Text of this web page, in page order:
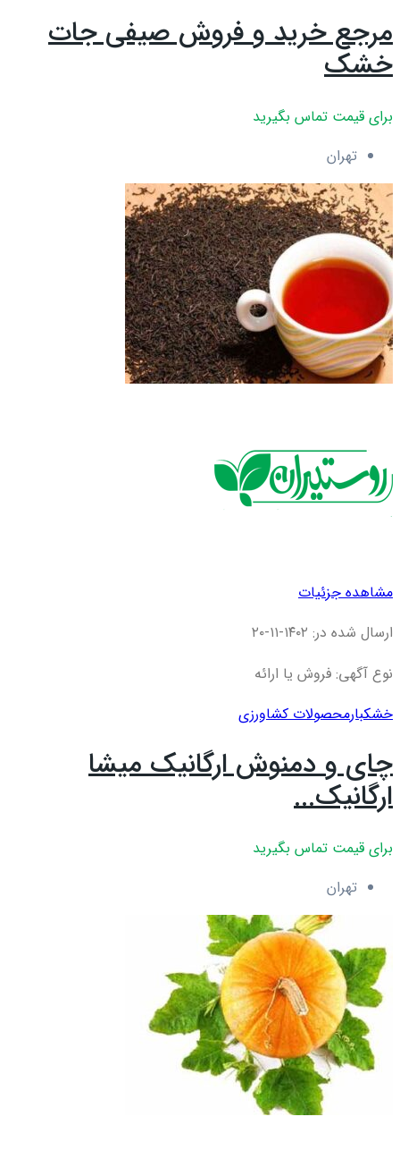
مرجع خرید و فروش صیفی جات
خشک
برای قیمت تماس بگیرید
تهران
مشاهده جزئیات
ارسال شده در: ۱۴۰۲-۱۱-۲۰
نوع آگهی: فروش یا ارائه
خشکبارمحصولات کشاورزی
چای و دمنوش ارگانیک میشا
ارگانیک...
برای قیمت تماس بگیرید
تهران